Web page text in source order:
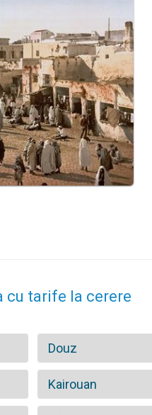
cu tarife la cerere
Douz
Kairouan